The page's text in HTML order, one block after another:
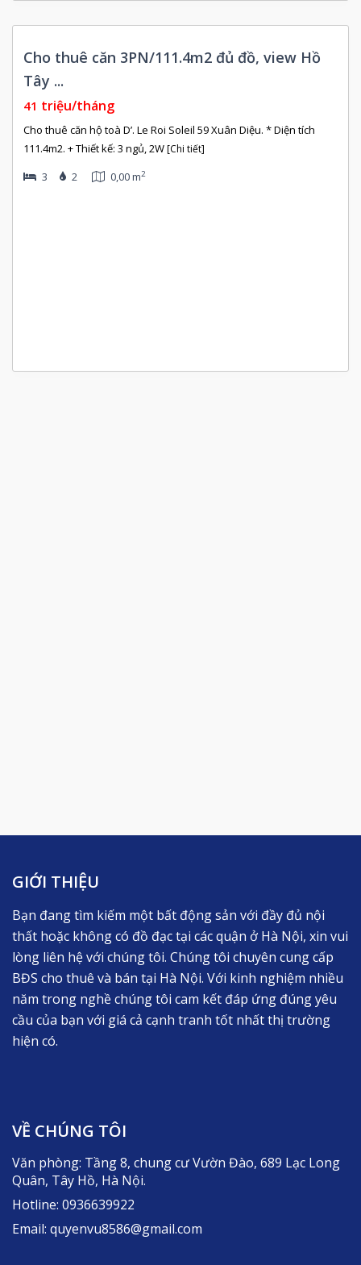
Cho thuê căn 3PN/111.4m2 đủ đồ, view Hồ
Tây ...
41 triệu/tháng
Cho thuê căn hộ toà D’. Le Roi Soleil 59 Xuân Diệu. * Diện tích
111.4m2. + Thiết kế: 3 ngủ, 2W[Chi tiết]
3 2 0,00 m2
GIỚI THIỆU
Bạn đang tìm kiếm một bất động sản với đầy đủ nội
thất hoặc không có đồ đạc tại các quận ở Hà Nội, xin vui
lòng liên hệ với chúng tôi. Chúng tôi chuyên cung cấp
BĐS cho thuê và bán tại Hà Nội. Với kinh nghiệm nhiều
năm trong nghề chúng tôi cam kết đáp ứng đúng yêu
cầu của bạn với giá cả cạnh tranh tốt nhất thị trường
hiện có.
VỀ CHÚNG TÔI
Văn phòng: Tầng 8, chung cư Vườn Đào, 689 Lạc Long
Quân, Tây Hồ, Hà Nội.
Hotline: 0936639922
Email: quyenvu8586@gmail.com